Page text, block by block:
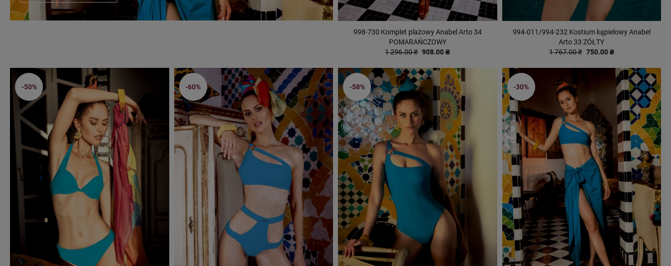
998-730 Komplet plażowy Anabel Arto 34
POMARAŃCZOWY
1 296.00 ₴ 908.00 ₴
994-011/994-232 Kostium kąpielowy Anabel
Arto 33 ZÓŁTY
1 767.00 ₴ 750.00 ₴
-50% -60% -58% -30%